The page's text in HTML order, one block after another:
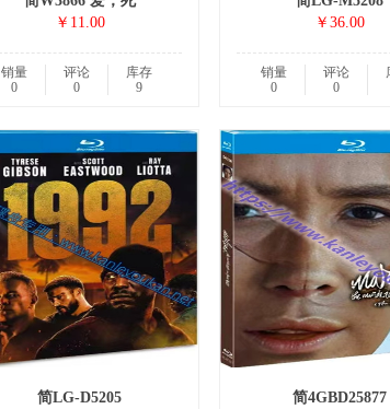
￥11.00
销量
0
评论
0
库存
9
￥36.00
销量
0
评论
0
简LG-D5205 简4GBD25877